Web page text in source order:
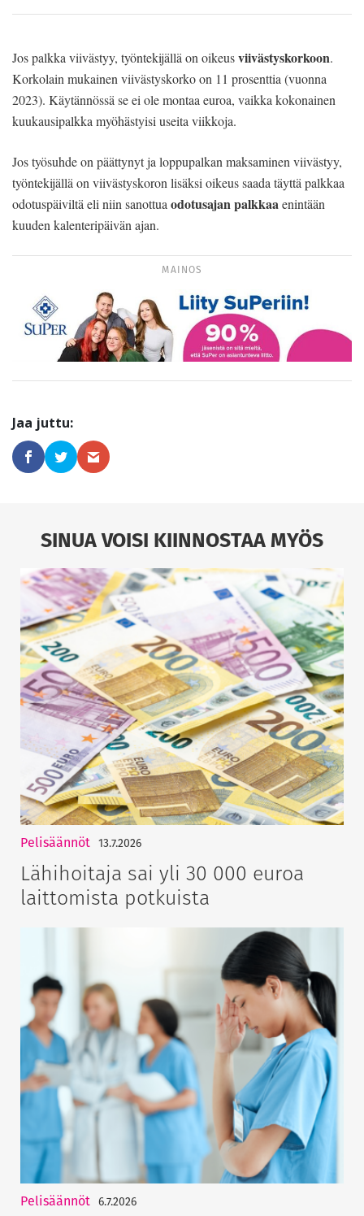
Jos palkka viivästyy, työntekijällä on oikeusviivästyskorkoon.
Korkolain mukainen viivästyskorko on 11 prosenttia (vuonna
2023). Käytännössä se ei ole montaa euroa, vaikka kokonainen
kuukausipalkka myöhästyisi useita viikkoja.
Jos työsuhde on päättynyt ja loppupalkan maksaminen viivästyy,
työntekijällä on viivästyskoron lisäksi oikeus saada täyttä palkkaa
odotuspäiviltä eli niin sanottua odotusajan palkkaaenintään
kuuden kalenteripäivän ajan.
MAINOS
SINUA VOISI KIINNOSTAA MYÖS
Pelisäännöt 13.7.2026
Lähihoitaja sai yli 30 000 euroa
laittomista potkuista
Pelisäännöt 6.7.2026